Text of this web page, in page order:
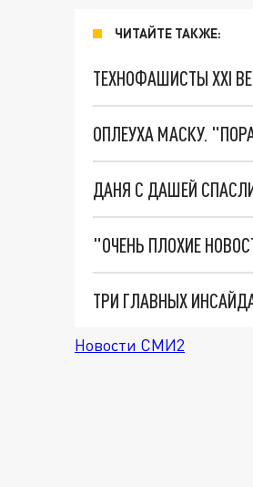
ЧИТАЙТЕ ТАКЖЕ:
ТЕХНОФАШИСТЫ XXI
ОПЛЕУХА МАСКУ.
ДАНЯ С ДАШЕЙ
Новости СМИ2